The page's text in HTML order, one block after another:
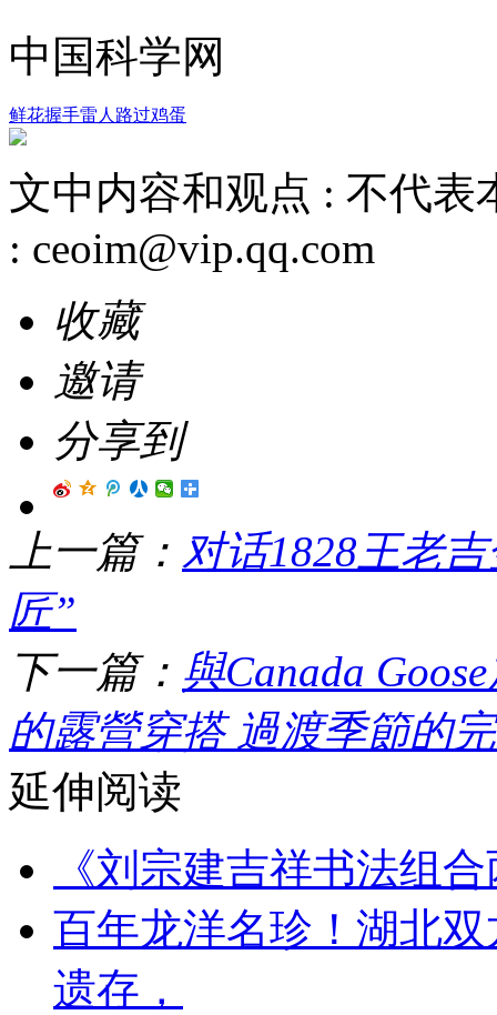
中国科学网
鲜花握手雷人 路过鸡蛋
文中内容和观点 : 不代表
: ceoim@vip.qq.com
收藏
邀请
分享到
上一篇： 对话1828王老
匠”
下一篇： 與Canada
的露營穿搭 過渡季節的
延伸阅读
《刘宗建吉祥书法组
百年龙洋名珍！湖北
遗存，